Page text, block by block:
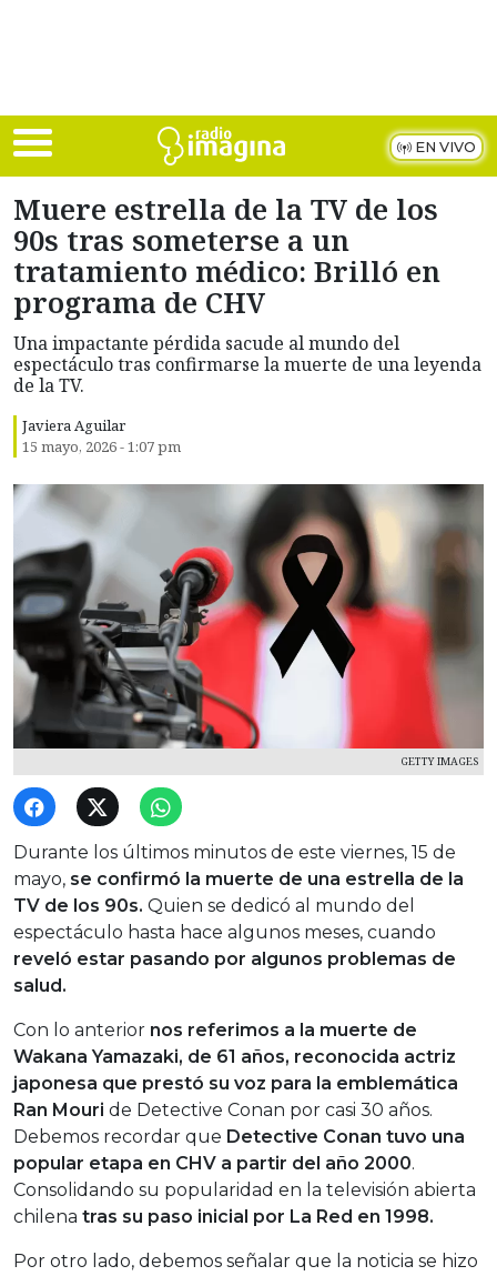
EN VIVO
Muere estrella de la TV de los
90s tras someterse a un
tratamiento médico: Brilló en
programa de CHV
Una impactante pérdida sacude al mundo del
espectáculo tras confirmarse la muerte de una leyenda
de la TV.
Javiera Aguilar
15 mayo, 2026 - 1:07 pm
GETTY IMAGES
Durante los últimos minutos de este viernes, 15 de
mayo, se confirmó la muerte de una estrella de la
TV de los 90s. Quien se dedicó al mundo del
espectáculo hasta hace algunos meses, cuando
reveló estar pasando por algunos problemas de
salud.
Con lo anterior nos referimos a la muerte de
Wakana Yamazaki, de 61 años, reconocida actriz
japonesa que prestó su voz para la emblemática
Ran Mouri de Detective Conan por casi 30 años.
Debemos recordar que Detective Conan tuvo una
popular etapa en CHV a partir del año 2000.
Consolidando su popularidad en la televisión abierta
chilena tras su paso inicial por La Red en 1998.
Por otro lado, debemos señalar que la noticia se hizo